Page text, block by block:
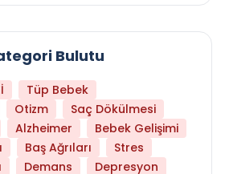
Bulutu
Tüp Bebek
Otizm
Saç Dökülmesi
Alzheimer
Bebek Gelişimi
Baş Ağrıları
Stres
Demans
Depresyon